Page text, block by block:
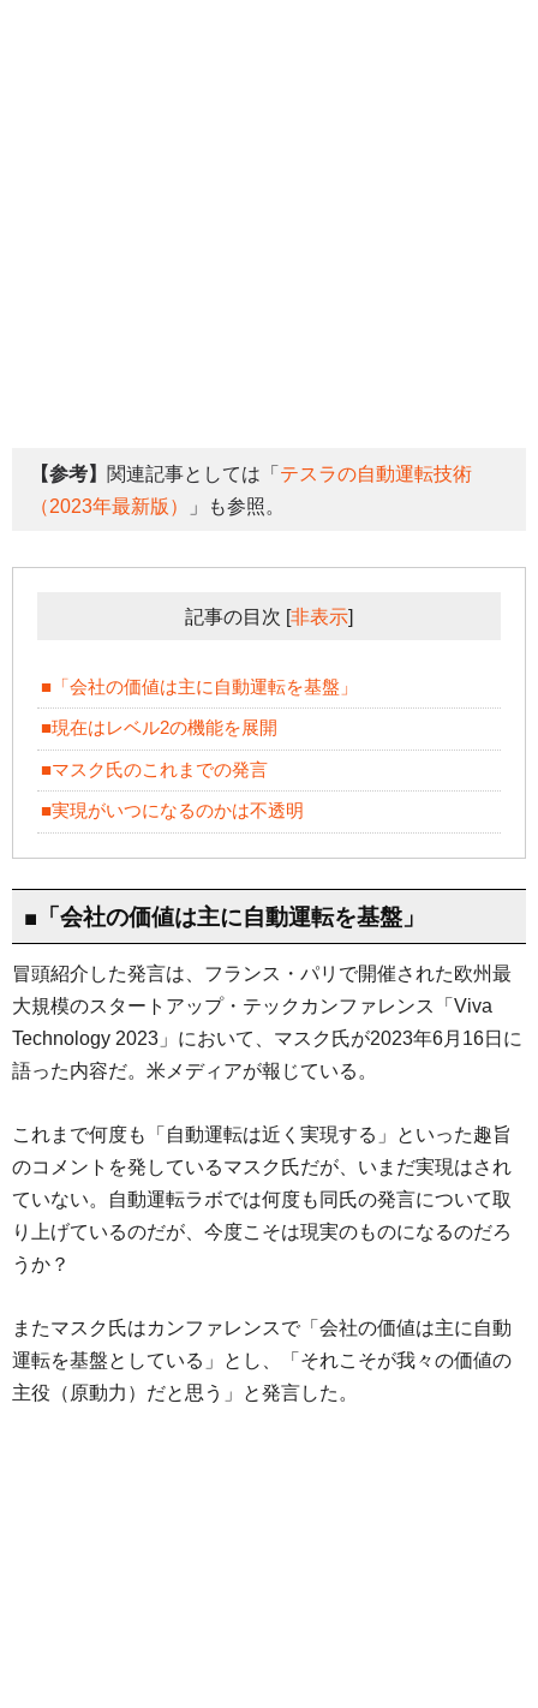
【参考】 関連記事としては「 テスラの自動運転技術
（2023年最新版）
」も参照。
記事の目次 [非表示]
■「会社の価値は主に自動運転を基盤」
■現在はレベル2の機能を展開
■マスク氏のこれまでの発言
■実現がいつになるのかは不透明
■「会社の価値は主に自動運転を基盤」
冒頭紹介した発言は、フランス・パリで開催された欧州最
大規模のスタートアップ・テックカンファレンス「Viva
Technology 2023」において、マスク氏が2023年6月16日に
語った内容だ。米メディアが報じている。
これまで何度も「自動運転は近く実現する」といった趣旨
のコメントを発しているマスク氏だが、いまだ実現はされ
ていない。自動運転ラボでは何度も同氏の発言について取
り上げているのだが、今度こそは現実のものになるのだろ
うか？
またマスク氏はカンファレンスで「会社の価値は主に自動
運転を基盤としている」とし、「それこそが我々の価値の
主役（原動力）だと思う」と発言した。